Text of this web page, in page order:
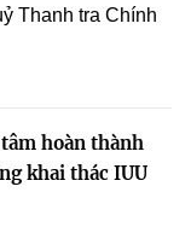
Thanh tra Chính
hoàn thành
khai thác IUU